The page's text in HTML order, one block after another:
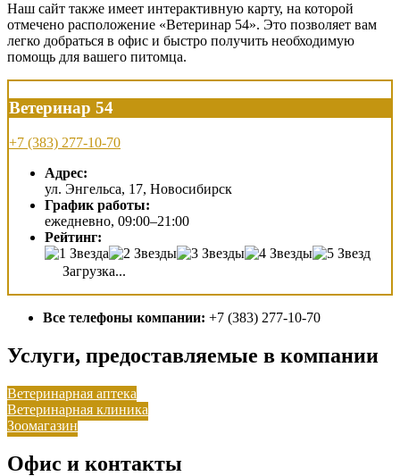
Наш сайт также имеет интерактивную карту, на которой
отмечено расположение «Ветеринар 54». Это позволяет вам
легко добраться в офис и быстро получить необходимую
помощь для вашего питомца.
Ветеринар 54
+7 (383) 277-10-70
Адрес:
ул. Энгельса, 17, Новосибирск
График работы:
ежедневно, 09:00–21:00
Рейтинг:
Загрузка...
Все телефоны компании: +7 (383) 277-10-70
Услуги, предоставляемые в компании
Ветеринарная аптека
Ветеринарная клиника
Зоомагазин
Офис и контакты